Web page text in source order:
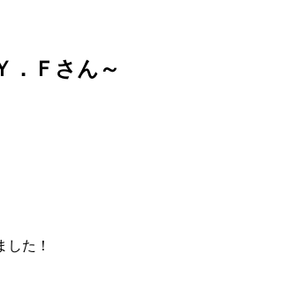
Ｆさん～
た！